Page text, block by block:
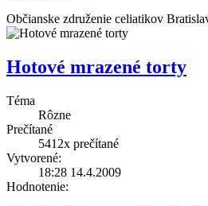
Občianske združenie celiatikov
Hotové mrazené torty
Téma
Rôzne
Prečítané
5412x prečítané
Vytvorené:
18:28 14.4.2009
Hodnotenie: